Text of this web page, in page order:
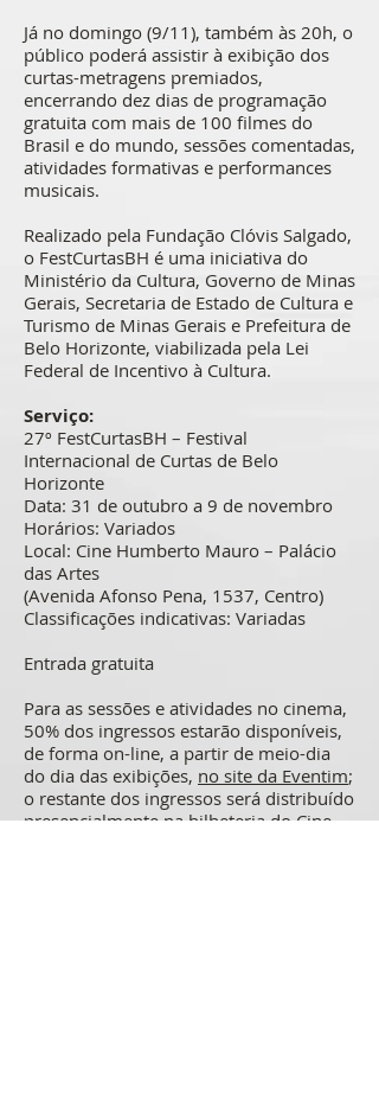
Já no domingo (9/11), também às 20h, o
público poderá assistir à exibição dos
curtas-metragens premiados,
encerrando dez dias de programação
gratuita com mais de 100 filmes do
Brasil e do mundo, sessões comentadas,
atividades formativas e performances
musicais.
Realizado pela Fundação Clóvis Salgado,
o FestCurtasBH é uma iniciativa do
Ministério da Cultura, Governo de Minas
Gerais, Secretaria de Estado de Cultura e
Turismo de Minas Gerais e Prefeitura de
Belo Horizonte, viabilizada pela Lei
Federal de Incentivo à Cultura.
Serviço:
27º FestCurtasBH – Festival
Internacional de Curtas de Belo
Horizonte
Data: 31 de outubro a 9 de novembro
Horários: Variados
Local: Cine Humberto Mauro – Palácio
das Artes
(Avenida Afonso Pena, 1537, Centro)
Classificações indicativas: Variadas
Entrada gratuita
Para as sessões e atividades no cinema,
50% dos ingressos estarão disponíveis,
de forma on-line, a partir de meio-dia
do dia das exibições, no site da Eventim;
o restante dos ingressos será distribuído
presencialmente na bilheteria do Cine